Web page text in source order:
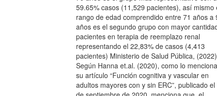
59.65% casos (11,529 pacientes), así mismo
rango de edad comprendido entre 71 años a
años es el segundo grupo con mayor
pacientes en terapia de reemplazo renal
representando el 22,83% de casos (4,413
pacientes) Ministerio de Salud Pública,
Según Hanna et.al. (2020), como lo
su artículo “Función cognitiva y vascular en
adultos mayores con y sin ERC”, publicado el